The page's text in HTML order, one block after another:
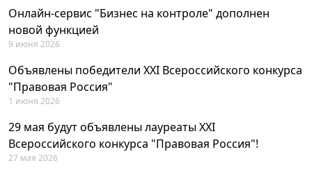
Онлайн-сервис "Бизнес на контроле" дополнен
новой функцией
9 июня 2026
Объявлены победители XXI Всероссийского конкурса
"Правовая Россия"
1 июня 2026
29 мая будут объявлены лауреаты XXI
Всероссийского конкурса "Правовая Россия"!
27 мая 2026